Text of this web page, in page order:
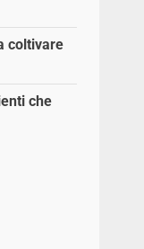
coltivare
che